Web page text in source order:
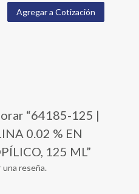
Agregar a Cotización
“64185-125 |
0.02 % EN
125 ML”
reseña.